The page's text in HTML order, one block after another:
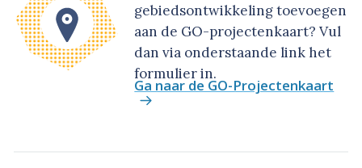
gebiedsontwikkeling toevoegen
aan de GO-projectenkaart? Vul
dan via onderstaande link het
formulier in.
Ga naar de GO-Projectenkaart